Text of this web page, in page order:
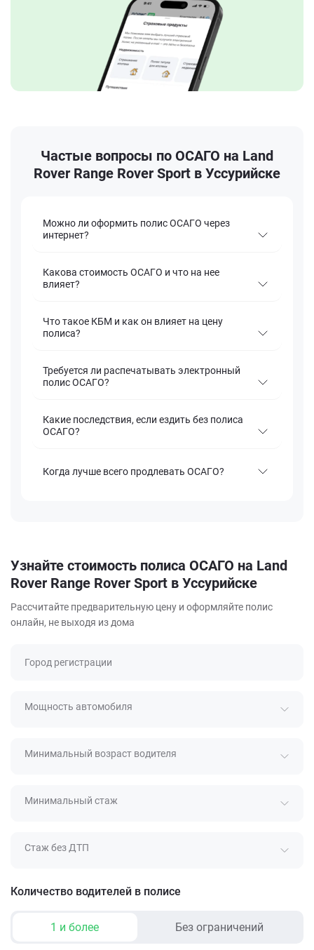
Частые вопросы по ОСАГО на Land
Rover Range Rover Sport в Уссурийске
Можно ли оформить полис ОСАГО через
интернет?
Какова стоимость ОСАГО и что на нее
влияет?
Что такое КБМ и как он влияет на цену
полиса?
Требуется ли распечатывать электронный
полис ОСАГО?
Какие последствия, если ездить без полиса
ОСАГО?
Когда лучше всего продлевать ОСАГО?
Узнайте стоимость полиса ОСАГО на Land
Rover Range Rover Sport в Уссурийске
Рассчитайте предварительную цену и оформляйте полис
онлайн, не выходя из дома
Город регистрации
Мощность автомобиля
Минимальный возраст водителя
Минимальный стаж
Стаж без ДТП
Количество водителей в полисе
1 и более Без ограничений